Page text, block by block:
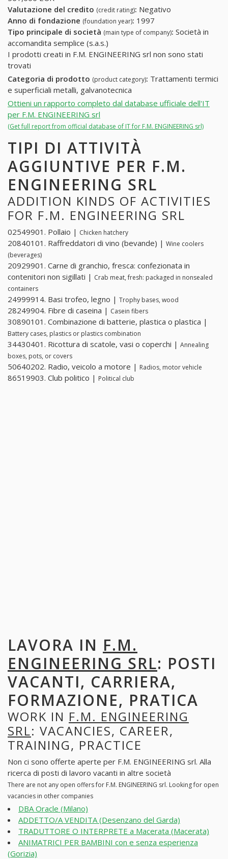
Valutazione del credito (credit rating): Negativo
Anno di fondazione (foundation year): 1997
Tipo principale di società (main type of company): Società in
accomandita semplice (s.a.s.)
I prodotti creati in F.M. ENGINEERING srl non sono stati
trovati
Categoria di prodotto (product category): Trattamenti termici
e superficiali metalli, galvanotecnica
Ottieni un rapporto completo dal database ufficiale dell'IT
per F.M. ENGINEERING srl
(Get full report from official database of IT for F.M. ENGINEERING srl)
TIPI DI ATTIVITÀ
AGGIUNTIVE PER F.M.
ENGINEERING SRL
ADDITION KINDS OF ACTIVITIES
FOR F.M. ENGINEERING SRL
02549901. Pollaio | Chicken hatchery
20840101. Raffreddatori di vino (bevande) | Wine coolers
(beverages)
20929901. Carne di granchio, fresca: confezionata in
contenitori non sigillati | Crab meat, fresh: packaged in nonsealed
containers
24999914. Basi trofeo, legno | Trophy bases, wood
28249904. Fibre di caseina | Casein fibers
30890101. Combinazione di batterie, plastica o plastica |
Battery cases, plastics or plastics combination
34430401. Ricottura di scatole, vasi o coperchi | Annealing
boxes, pots, or covers
50640202. Radio, veicolo a motore | Radios, motor vehicle
86519903. Club politico | Political club
LAVORA IN F.M.
ENGINEERING SRL: POSTI
VACANTI, CARRIERA,
FORMAZIONE, PRATICA
WORK IN F.M. ENGINEERING
SRL: VACANCIES, CAREER,
TRAINING, PRACTICE
Non ci sono offerte aperte per F.M. ENGINEERING srl. Alla
ricerca di posti di lavoro vacanti in altre società
There are not any open offers for F.M. ENGINEERING srl. Looking for open
vacancies in other companies
DBA Oracle (Milano)
ADDETTO/A VENDITA (Desenzano del Garda)
TRADUTTORE O INTERPRETE a Macerata (Macerata)
ANIMATRICI PER BAMBINI con e senza esperienza
(Gorizia)